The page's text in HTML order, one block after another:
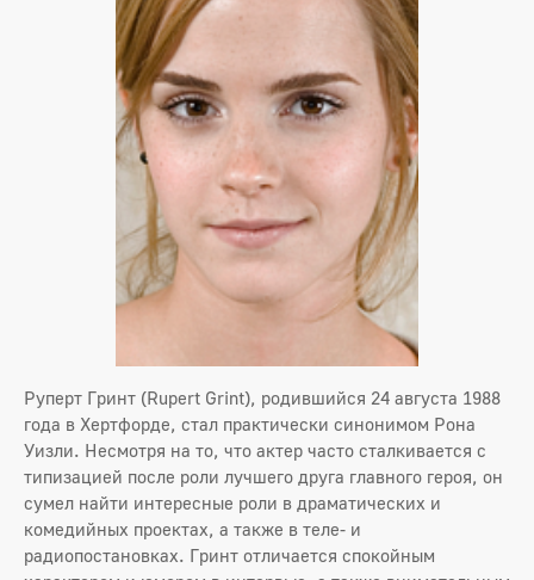
Руперт Гринт (Rupert Grint), родившийся 24 августа 1988
года в Хертфорде, стал практически синонимом Рона
Уизли. Несмотря на то, что актер часто сталкивается с
типизацией после роли лучшего друга главного героя, он
сумел найти интересные роли в драматических и
комедийных проектах, а также в теле- и
радиопостановках. Гринт отличается спокойным